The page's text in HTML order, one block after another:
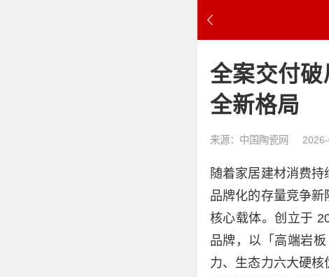
全案交付
全新格局
来源：中国陶瓷网
随着家居建材消费
品牌化的存量竞争
核心载体。创立于
品牌，以「高端岩
力、生态力六大硬核